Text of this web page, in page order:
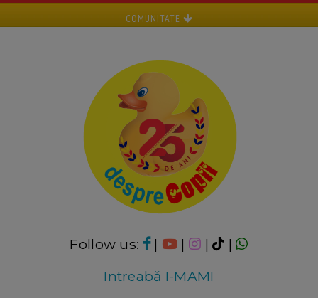
COMUNITATE
Follow us: | | |
|
Intreabă I-MAMI